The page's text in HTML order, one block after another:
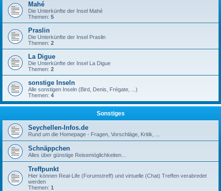
Mahé
Die Unterkünfte der Insel Mahé
Themen: 5
Praslin
Die Unterkünfte der Insel Praslin
Themen: 2
La Digue
Die Unterkünfte der Insel La Digue
Themen: 2
sonstige Inseln
Alle sonstigen Inseln (Bird, Denis, Frégate, ...)
Themen: 4
Sonstiges
Seychellen-Infos.de
Rund um die Homepage - Fragen, Vorschläge, Kritik, ...
Schnäppchen
Alles über günstige Reisemöglichkeiten...
Treffpunkt
Hier können Real-Life (Forumstreff) und virtuelle (Chat) Treffen verabredet
werden
Themen: 1